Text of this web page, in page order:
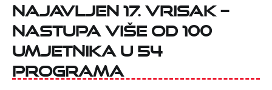
Najavljen 17. VRISAK –
Nastupa više od 100
umjetnika u 54
programa